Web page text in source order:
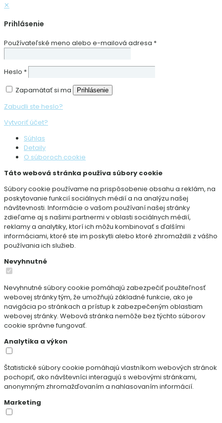
✕
Prihlásenie
Používateľské meno alebo e-mailová adresa *
Heslo *
Zapamätať si ma
Prihlásenie
Zabudli ste heslo?
Vytvoriť účet?
Súhlas
Detaily
O súboroch cookie
Táto webová stránka používa súbory cookie
Súbory cookie používame na prispôsobenie obsahu a reklám, na
poskytovanie funkcií sociálnych médií a na analýzu našej
návštevnosti. Informácie o vašom používaní našej stránky
zdieľame aj s našimi partnermi v oblasti sociálnych médií,
reklamy a analytiky, ktorí ich môžu kombinovať s ďalšími
informáciami, ktoré ste im poskytli alebo ktoré zhromaždili z vášho
používania ich služieb.
Nevyhnutné
Nevyhnutné súbory cookie pomáhajú zabezpečiť použiteľnosť
webovej stránky tým, že umožňujú základné funkcie, ako je
navigácia po stránkach a prístup k zabezpečeným oblastiam
webovej stránky. Webová stránka nemôže bez týchto súborov
cookie správne fungovať.
Analytika a výkon
Štatistické súbory cookie pomáhajú vlastníkom webových stránok
pochopiť, ako návštevníci interagujú s webovými stránkami,
anonymným zhromažďovaním a nahlasovaním informácií.
Marketing